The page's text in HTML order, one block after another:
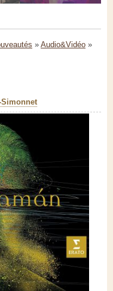
» Audio&Vidéo »
Simonnet